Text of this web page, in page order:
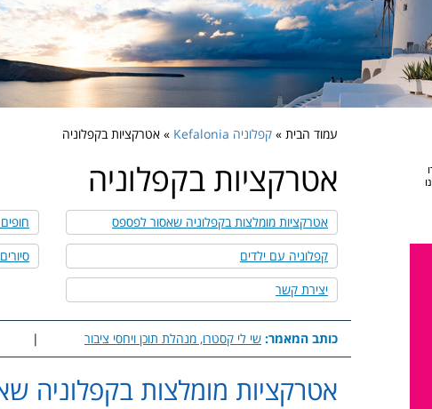
עמוד הבית » קפלוניה Kefalonia » אטרקציות בקפלוניה
אטרקציות בקפלוניה
אטרקציות מומלצות בקפלוניה שאסור לפספס
קפלוניה עם ילדים
יצירת קשר
כותב המאמר: שי לי קסטרו, מנהלת תוכן ויחסי ציבור |
אטרקציות מומלצות בקפלוניה